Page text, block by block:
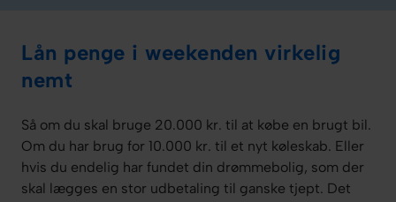
Lån penge i weekenden virkelig
nemt
Så om du skal bruge 20.000 kr. til at købe en brugt bil.
Om du har brug for 10.000 kr. til et nyt køleskab. Eller
hvis du endelig har fundet din drømmebolig, som der
skal lægges en stor udbetaling til ganske tjept. Det